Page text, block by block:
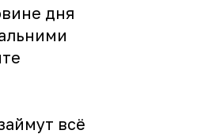
дня
всё